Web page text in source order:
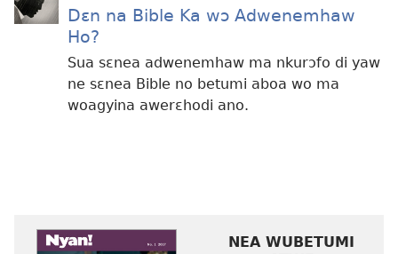
Dɛn na Bible Ka wɔ Adwenemhaw
Ho?
Sua sɛnea adwenemhaw ma nkurɔfo di yaw
ne sɛnea Bible no betumi aboa wo ma
woagyina awerɛhodi ano.
NEA WUBETUMI